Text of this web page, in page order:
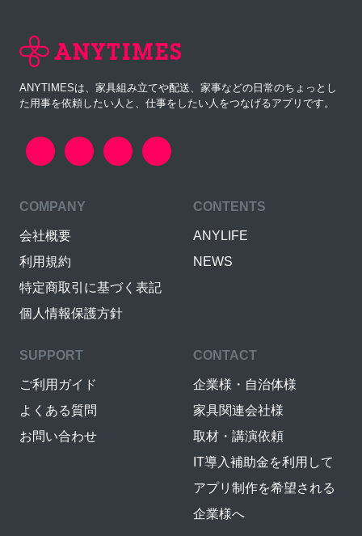
ANYTIMESは、家具組み立てや配送、家事などの日常のちょっとし
た用事を依頼したい人と、仕事をしたい人をつなげるアプリです。
COMPANY
会社概要
利用規約
特定商取引に基づく表記
個人情報保護方針
CONTENTS
ANYLIFE
NEWS
SUPPORT
ご利用ガイド
よくある質問
お問い合わせ
CONTACT
企業様・自治体様
家具関連会社様
取材・講演依頼
IT導入補助金を利用して
アプリ制作を希望される
企業様へ